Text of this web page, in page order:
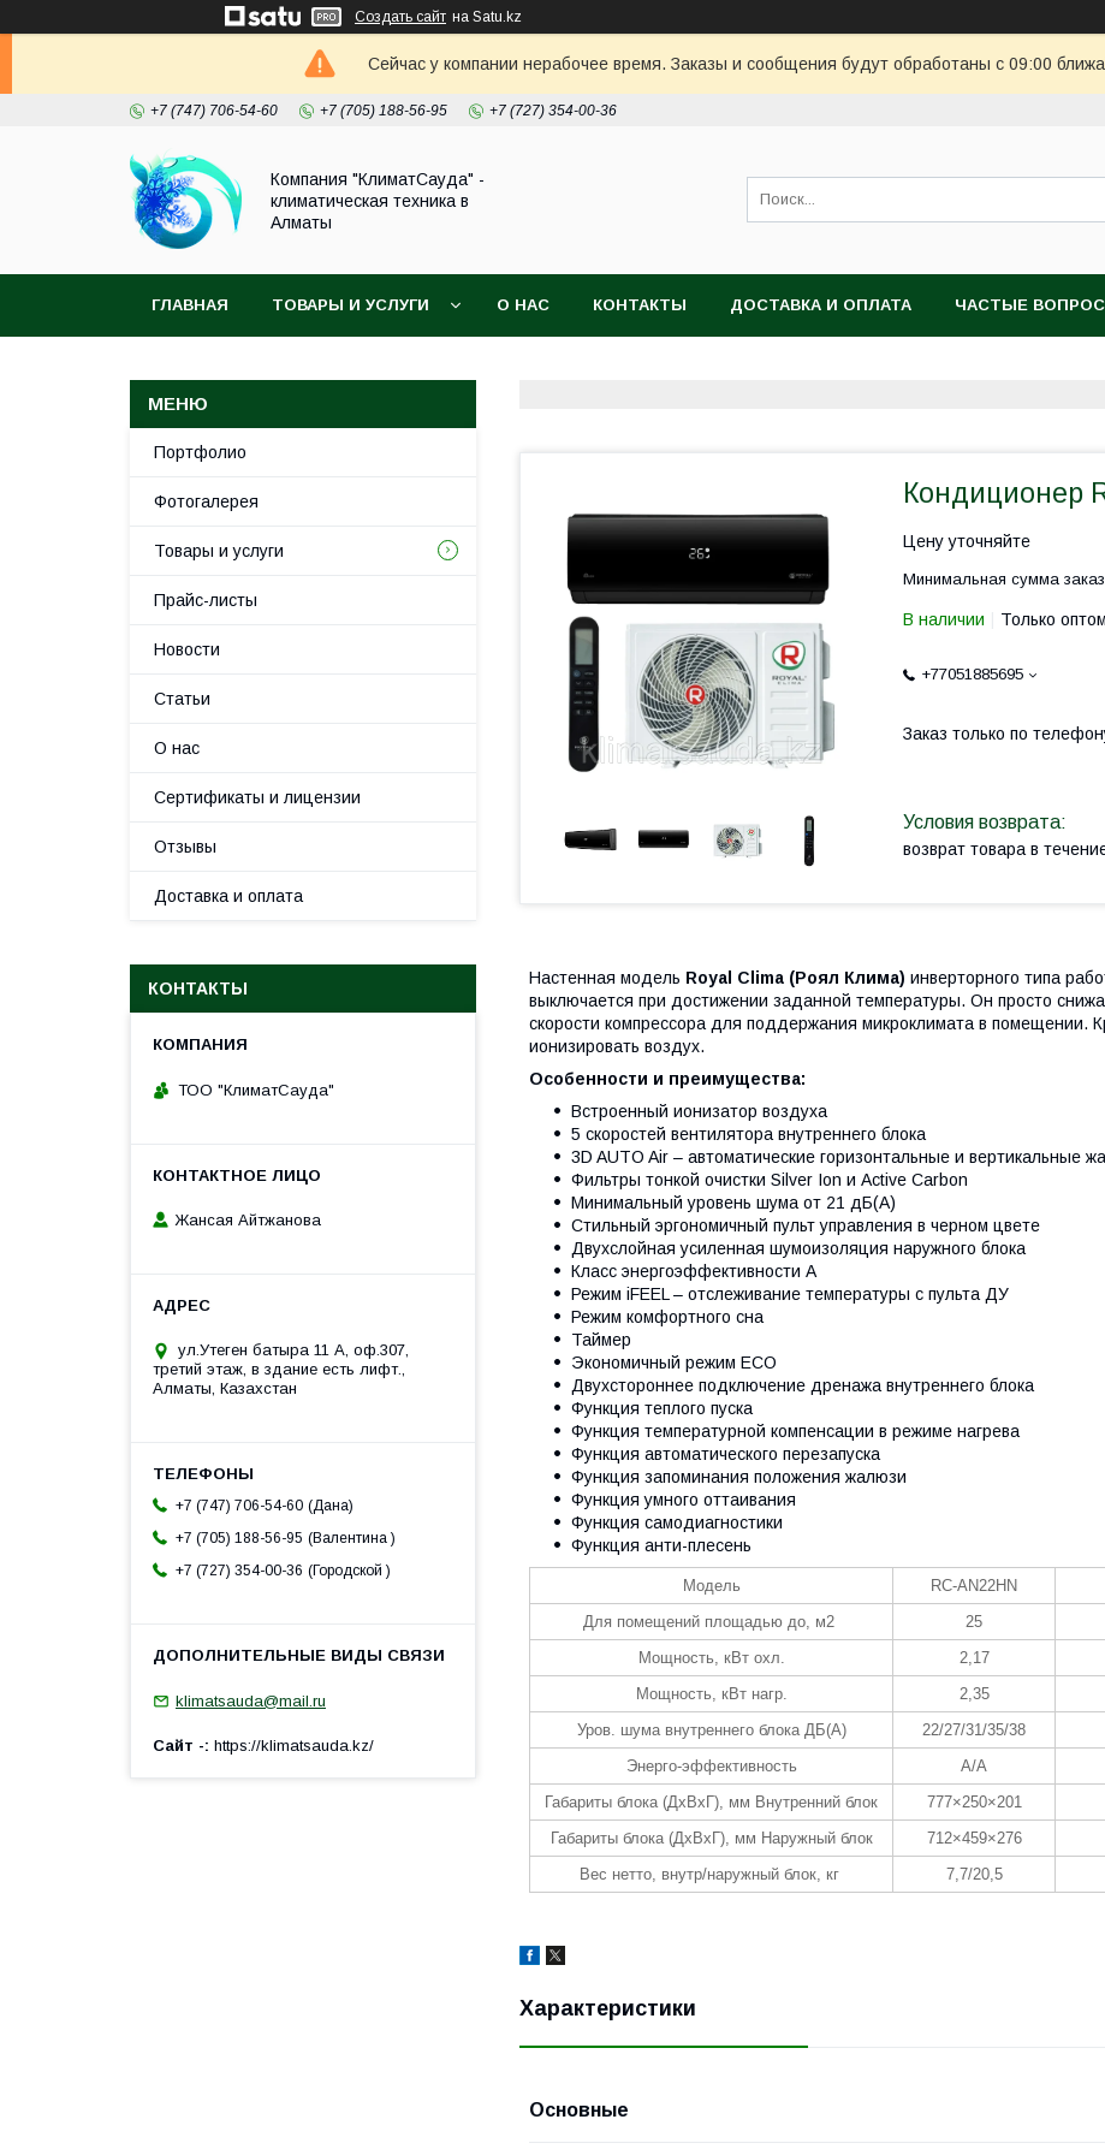
Создать сайт на Satu.kz
Сейчас у компании нерабочее время. Заказы и сообщения будут обработаны с 09:00
+7 (747) 706-54-60 +7 (705) 188-56-95 +7 (727) 354-00-36
Компания "КлиматСауда" -
климатическая техника в
Алматы
ГЛАВНАЯ ТОВАРЫ И УСЛУГИ О НАС КОНТАКТЫ ДОСТАВКА И ОПЛАТА ЧАСТЫЕ
Кондиционер
Цену уточняйте
Минимальная сумма
В наличии Только оптом
+77051885695
Заказ только по
возврат товара в
Настенная модель Royal Clima (Роял Клима) инверторного типа
выключается при достижении заданной температуры. Он просто
скорости компрессора для поддержания микроклимата в помещении.
ионизировать воздух.
Особенности и преимущества:
Встроенный ионизатор воздуха
5 скоростей вентилятора внутреннего блока
3D AUTO Air – автоматические горизонтальные и вертикальные
Фильтры тонкой очистки Silver Ion и Active Carbon
Минимальный уровень шума от 21 дБ(А)
Стильный эргономичный пульт управления в черном цвете
Двухслойная усиленная шумоизоляция наружного блока
Класс энергоэффективности А
Режим iFEEL – отслеживание температуры с пульта ДУ
Режим комфортного сна
Таймер
Экономичный режим ECO
Двухстороннее подключение дренажа внутреннего блока
Функция теплого пуска
Функция температурной компенсации в режиме нагрева
Функция автоматического перезапуска
Функция запоминания положения жалюзи
Функция умного оттаивания
Функция самодиагностики
Функция анти-плесень
Модель RC-AN22HN
Для помещений площадью до, м2
25
Мощность, кВт охл.
2,17
Мощность, кВт нагр.
2,35
Уров. шума внутреннего блока ДБ(A)
22/27/31/35/38
Энерго-эффективность
A/A
Габариты блока (ДхВхГ), мм Внутренний блок
777×250×201
Габариты блока (ДхВхГ), мм Наружный блок
712×459×276
Вес нетто, внутр/наружный блок, кг
7,7/20,5
Характеристики
Основные
Портфолио
Фотогалерея
Товары и услуги
Прайс-листы
Новости
Статьи
О нас
Сертификаты и лицензии
Отзывы
Доставка и оплата
КОНТАКТЫ
ТОО "КлиматСауда"
Жансая Айтжанова
ул.Утеген батыра 11 А, оф.307,
третий этаж, в здание есть лифт.,
Алматы, Казахстан
+7 (747) 706-54-60 Дана
+7 (705) 188-56-95
Валентина
+7 (727) 354-00-36
Городской
klimatsauda@mail.ru
Сайт - https://klimatsauda.kz/